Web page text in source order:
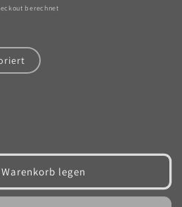
berechnet
legen